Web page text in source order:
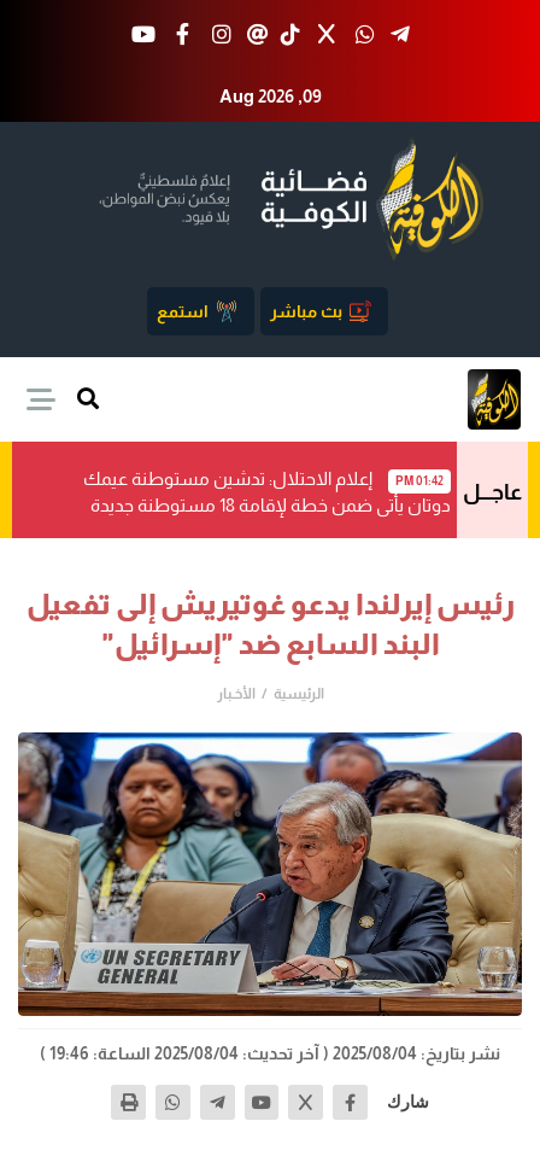
Aug 2026 ,09
بث مباشر استمع
عاجـــل 01:42 PM
إعلام الاحتلال: تدشين مستوطنة عيمك
دوتان يأتي ضمن خطة لإقامة 18 مستوطنة جديدة
رئيس إيرلندا يدعو غوتيريش إلى تفعيل
البند السابع ضد "إسرائيل"
الرئيسية الأخـبار
نشر بتاريخ: 2025/08/04 ( آخر تحديث: 2025/08/04 الساعة: 19:46 )
شارك